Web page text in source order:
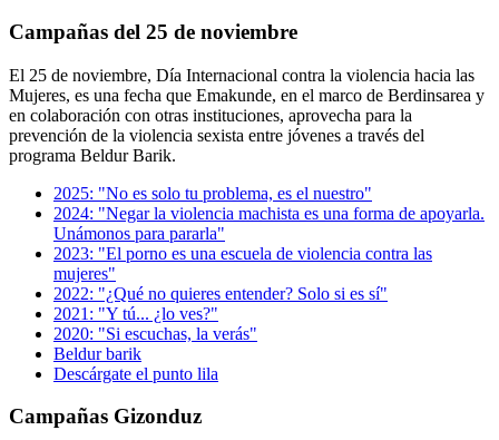
Campañas del 25 de noviembre
El 25 de noviembre, Día Internacional contra la violencia hacia las
Mujeres, es una fecha que Emakunde, en el marco de Berdinsarea y
en colaboración con otras instituciones, aprovecha para la
prevención de la violencia sexista entre jóvenes a través del
programa Beldur Barik.
2025: "No es solo tu problema, es el nuestro"
2024: "Negar la violencia machista es una forma de apoyarla.
Unámonos para pararla"
2023: "El porno es una escuela de violencia contra las
mujeres"
2022: "¿Qué no quieres entender? Solo si es sí"
2021: "Y tú... ¿lo ves?"
2020: "Si escuchas, la verás"
Beldur barik
Descárgate el punto lila
Campañas Gizonduz